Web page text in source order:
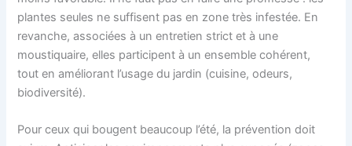
plantes seules ne suffisent pas en zone très infestée. En
revanche, associées à un entretien strict et à une
moustiquaire, elles participent à un ensemble cohérent,
tout en améliorant l’usage du jardin (cuisine, odeurs,
biodiversité).
Pour ceux qui bougent beaucoup l’été, la prévention doit